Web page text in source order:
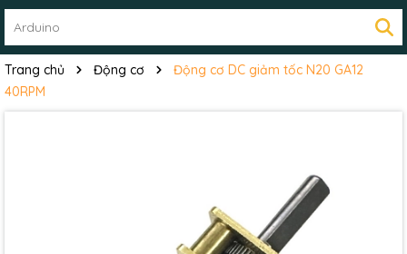
Trang chủ Động cơ
Động cơ DC giảm tốc N20 GA12
40RPM